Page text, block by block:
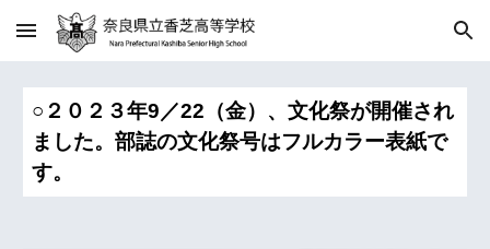
Skip to main content Skip to navigation
○２０２３年9／22（金）、文化祭が開催され
ました。部誌の文化祭号はフルカラー表紙で
す。